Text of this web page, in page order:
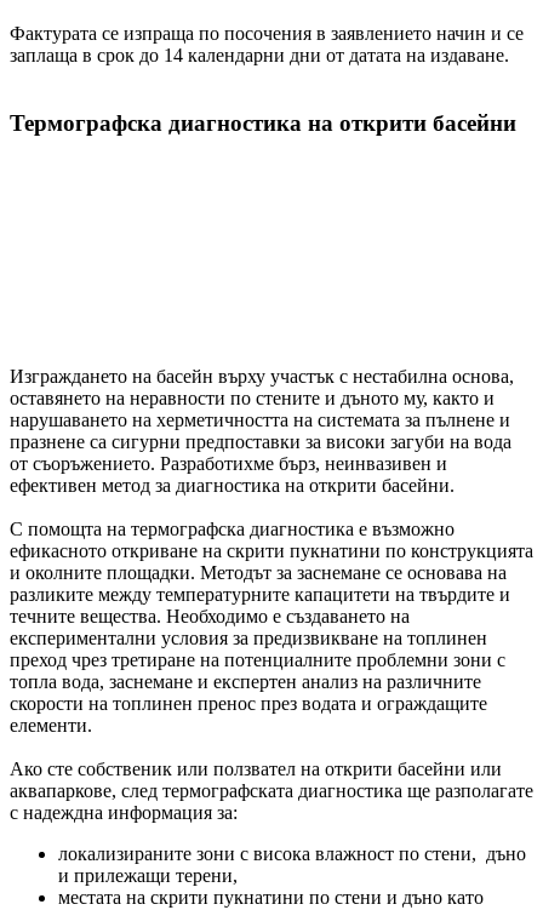
Фактурата се изпраща по посочения в заявлението начин и се
заплаща в срок до 14 календарни дни от датата на издаване.
Термографска диагностика на открити басейни
Изграждането на басейн върху участък с нестабилна основа,
оставянето на неравности по стените и дъното му, както и
нарушаването на херметичността на системата за пълнене и
празнене са сигурни предпоставки за високи загуби на вода
от съоръжението. Разработихме бърз, неинвазивен и
ефективен метод за диагностика на открити басейни.
С помощта на термографска диагностика е възможно
ефикасното откриване на скрити пукнатини по конструкцията
и околните площадки. Методът за заснемане се основава на
разликите между температурните капацитети на твърдите и
течните вещества. Необходимо е създаването на
експериментални условия за предизвикване на топлинен
преход чрез третиране на потенциалните проблемни зони с
топла вода, заснемане и експертен анализ на различните
скорости на топлинен пренос през водата и ограждащите
елементи.
Ако сте собственик или ползвател на открити басейни или
аквапаркове, след термографската диагностика ще разполагате
с надеждна информация за:
локализираните зони с висока влажност по стени, дъно
и прилежащи терени,
местата на скрити пукнатини по стени и дъно като